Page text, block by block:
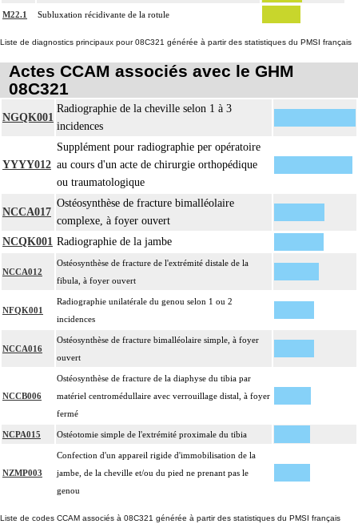
M22.1 Subluxation récidivante de la rotule
Liste de diagnostics principaux pour 08C321 générée à partir des statistiques du PMSI français
Actes CCAM associés avec le GHM
08C321
NGQK001
Radiographie de la cheville selon 1 à 3
incidences
YYYY012
Supplément pour radiographie per opératoire
au cours d'un acte de chirurgie orthopédique
ou traumatologique
NCCA017
Ostéosynthèse de fracture bimalléolaire
complexe, à foyer ouvert
NCQK001 Radiographie de la jambe
NCCA012
Ostéosynthèse de fracture de l'extrémité distale de la
fibula, à foyer ouvert
NFQK001
Radiographie unilatérale du genou selon 1 ou 2
incidences
NCCA016
Ostéosynthèse de fracture bimalléolaire simple, à foyer
ouvert
NCCB006
Ostéosynthèse de fracture de la diaphyse du tibia par
matériel centromédullaire avec verrouillage distal, à foyer
fermé
NCPA015 Ostéotomie simple de l'extrémité proximale du tibia
NZMP003
Confection d'un appareil rigide d'immobilisation de la
jambe, de la cheville et/ou du pied ne prenant pas le
genou
Liste de codes CCAM associés à 08C321 générée à partir des statistiques du PMSI français